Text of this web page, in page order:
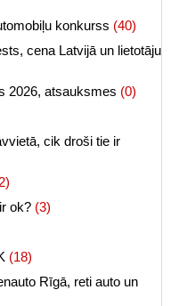
konkurss (40)
cena Latvijā un lietotāju
2026, atsauksmes (0)
cik droši tie ir
ok? (3)
(18)
Rīgā, reti auto un